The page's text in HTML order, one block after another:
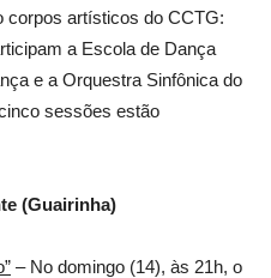
corpos artísticos do CCTG:
a Escola de Dança
e a Orquestra Sinfônica do
sessões estão
(Guairinha)
– No domingo (14), às 21h, o